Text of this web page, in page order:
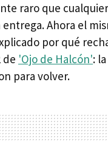
raro que
entrega. Ahora el
por qué
de 'Ojo de Halcón':
para volver.